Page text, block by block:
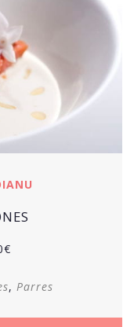
€Rango
desde
, Parres